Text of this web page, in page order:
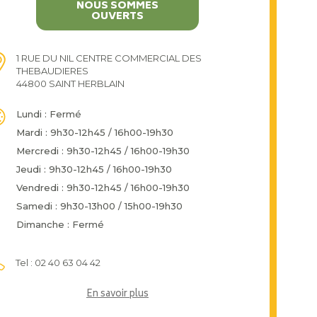
NOUS SOMMES
OUVERTS
1 RUE DU NIL CENTRE COMMERCIAL DES
THEBAUDIERES
44800 SAINT HERBLAIN
Lundi : Fermé
Mardi : 9h30-12h45 / 16h00-19h30
Mercredi : 9h30-12h45 / 16h00-19h30
Jeudi : 9h30-12h45 / 16h00-19h30
Vendredi : 9h30-12h45 / 16h00-19h30
Samedi : 9h30-13h00 / 15h00-19h30
Dimanche : Fermé
Tel : 02 40 63 04 42
En savoir plus